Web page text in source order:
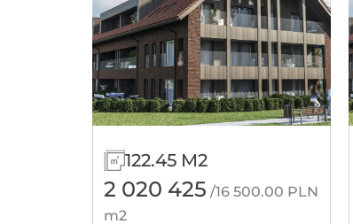
122.45 M2
2 020 425 /16 500.00 PLN
m2